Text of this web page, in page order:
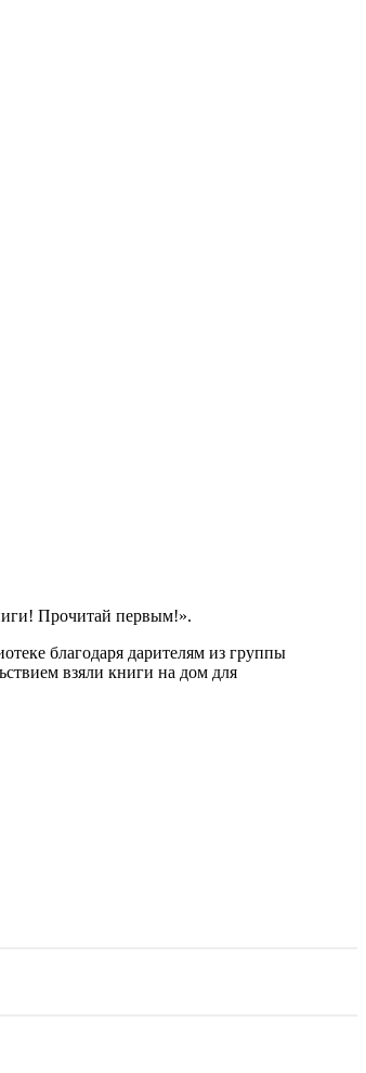
Прочитай первым!».
благодаря дарителям из группы
взяли книги на дом для